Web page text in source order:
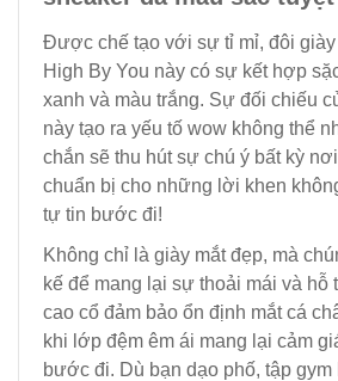
Được chế tạo với sự tỉ mỉ, đôi giày
High By You này có sự kết hợp
xanh và màu trắng. Sự đối chiếu
này tạo ra yếu tố wow không thể
chắn sẽ thu hút sự chú ý bất kỳ
chuẩn bị cho những lời khen
tự tin bước đi!
Không chỉ là giày mắt đẹp, mà
kế để mang lại sự thoải mái và hỗ
cao cổ đảm bảo ổn định mắt cá
khi lớp đệm êm ái mang lại cảm
bước đi. Dù bạn dạo phố, tập